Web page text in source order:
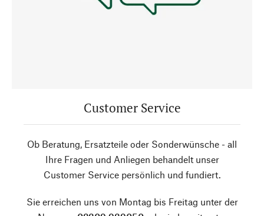
Customer Service
Ob Beratung, Ersatzteile oder Sonderwünsche - all
Ihre Fragen und Anliegen behandelt unser
Customer Service persönlich und fundiert.
Sie erreichen uns von Montag bis Freitag unter der